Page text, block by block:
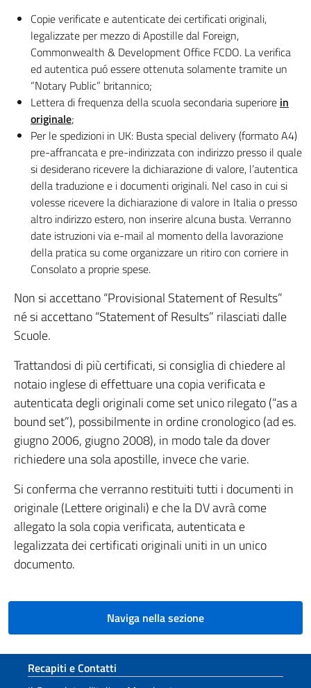
Copie verificate e autenticate dei certificati originali,
legalizzate per mezzo di Apostille dal Foreign,
Commonwealth & Development Office FCDO. La verifica
ed autentica puó essere ottenuta solamente tramite un
“Notary Public” britannico;
Lettera di frequenza della scuola secondaria superiore in
originale;
Per le spedizioni in UK: Busta special delivery (formato A4)
pre-affrancata e pre-indirizzata con indirizzo presso il quale
si desiderano ricevere la dichiarazione di valore, l’autentica
della traduzione e i documenti originali. Nel caso in cui si
volesse ricevere la dichiarazione di valore in Italia o presso
altro indirizzo estero, non inserire alcuna busta. Verranno
date istruzioni via e-mail al momento della lavorazione
della pratica su come organizzare un ritiro con corriere in
Consolato a proprie spese.
Non si accettano “Provisional Statement of Results”
né si accettano “Statement of Results” rilasciati dalle
Scuole.
Trattandosi di più certificati, si consiglia di chiedere al
notaio inglese di effettuare una copia verificata e
autenticata degli originali come set unico rilegato (“as a
bound set”), possibilmente in ordine cronologico (ad es.
giugno 2006, giugno 2008), in modo tale da dover
richiedere una sola apostille, invece che varie.
Si conferma che verranno restituiti tutti i documenti in
originale (Lettere originali) e che la DV avrà come
allegato la sola copia verificata, autenticata e
legalizzata dei certificati originali uniti in un unico
documento.
Naviga nella sezione
Sezione footer
Recapiti e Contatti